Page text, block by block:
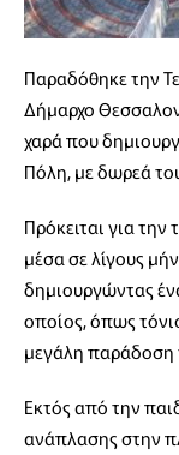
Παραδόθηκε την
Δήμαρχο
χαρά που
Πόλη, με δωρεά
Πρόκειται για
μέσα σε λίγους
δημιουργώντας
οποίος, όπως
μεγάλη παράδοση
Εκτός από την
ανάπλασης στην